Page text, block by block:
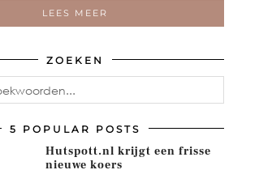
LEES MEER
ZOEKEN
5 POPULAR POSTS
Hutspott.nl krijgt een frisse
nieuwe koers